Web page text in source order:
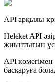
API арқылы
Heleket API
жиынтығын
API көмегімен
басқаруға